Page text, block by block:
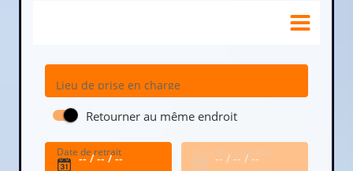
Lieu de prise en charge
Retourner au même endroit
Date de retrait Date de restitution